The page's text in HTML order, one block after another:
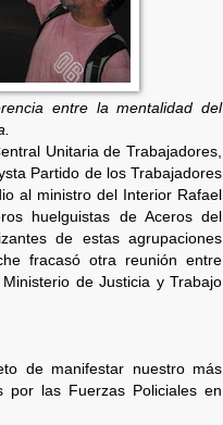
entre la mentalidad del
Unitaria de Trabajadores,
Partido de los Trabajadores
al ministro del Interior Rafael
huelguistas de Aceros del
de estas agrupaciones
fracasó otra reunión entre
de Justicia y Trabajo
de manifestar nuestro más
por las Fuerzas Policiales en